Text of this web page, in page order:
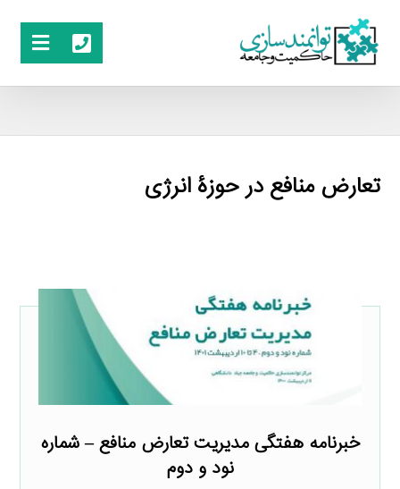
تعارض منافع در حوزۀ انرژی
خبرنامه هفتگی مدیریت تعارض منافع – شماره
نود و دوم